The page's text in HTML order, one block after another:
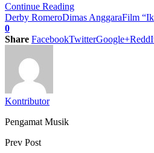
Continue Reading
Derby RomeroDimas AnggaraFilm
0
Share FacebookTwitterGoogle+
Kontributor
Pengamat Musik
Prev Post